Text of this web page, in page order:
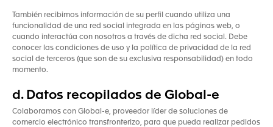
También recibimos información de su perfil cuando utiliza una
funcionalidad de una red social integrada en las páginas web, o
cuando interactúa con nosotros a través de dicha red social. Debe
conocer las condiciones de uso y la política de privacidad de la red
social de terceros (que son de su exclusiva responsabilidad) en todo
momento.
d. Datos recopilados de Global-e
Colaboramos con Global-e, proveedor líder de soluciones de
comercio electrónico transfronterizo, para que pueda realizar pedidos